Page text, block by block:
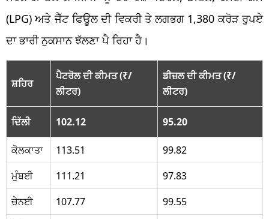
(LPG) ਅਤੇ ਜੈੱਟ ਫਿਊਲ ਦੀ ਵਿਕਰੀ ਤੇ ਲਗਭਗ 1,380 ਕਰੋੜ ਰੁਪਏ
ਦਾ ਭਾਰੀ ਨੁਕਸਾਨ ਝੱਲਣਾ ਪੈ ਰਿਹਾ ਹੈ।
ਸ਼ਹਿਰ
ਪੈਟਰੋਲ ਦੀ ਕੀਮਤ (₹/
ਲੀਟਰ)
ਡੀਜ਼ਲ ਦੀ ਕੀਮਤ (₹/
ਲੀਟਰ)
ਦਿੱਲੀ 102.12 95.20
ਕੋਲਕਾਤਾ 113.51
99.82
ਮੁੰਬਈ
111.21
97.83
ਚੇਨਈ
107.77
99.55